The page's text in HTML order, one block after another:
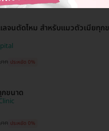
จนตัดไหม สำหรับแมวตัวเมียทุกข
ท ประหยัด 0%
ขนาด
ท ประหยัด 0%